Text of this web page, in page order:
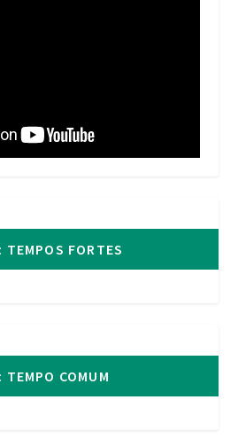
TEMPOS FORTES
TEMPO COMUM